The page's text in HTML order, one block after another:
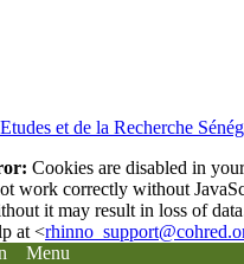
et de la Recherche
Cookies are disabled in
work correctly without
it may result in loss of
at <
Menu